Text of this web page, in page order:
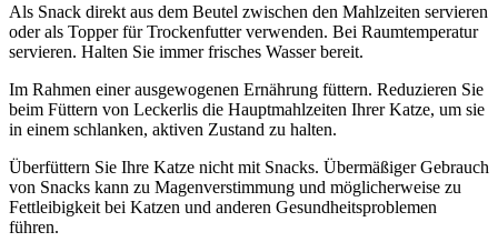
Als Snack direkt aus dem Beutel zwischen den Mahlzeiten servieren
oder als Topper für Trockenfutter verwenden. Bei Raumtemperatur
servieren. Halten Sie immer frisches Wasser bereit.
Im Rahmen einer ausgewogenen Ernährung füttern. Reduzieren Sie
beim Füttern von Leckerlis die Hauptmahlzeiten Ihrer Katze, um sie
in einem schlanken, aktiven Zustand zu halten.
Überfüttern Sie Ihre Katze nicht mit Snacks. Übermäßiger Gebrauch
von Snacks kann zu Magenverstimmung und möglicherweise zu
Fettleibigkeit bei Katzen und anderen Gesundheitsproblemen
führen.